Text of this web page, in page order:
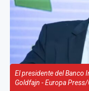
El presidente del Banco
Goldfajn - Europa